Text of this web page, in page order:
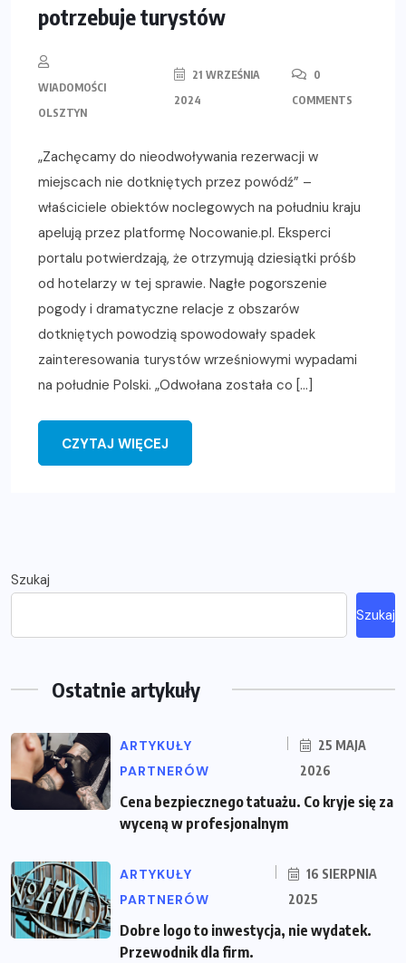
potrzebuje turystów
WIADOMOŚCI
OLSZTYN
21 WRZEŚNIA
2024
0
COMMENTS
„Zachęcamy do nieodwoływania rezerwacji w
miejscach nie dotkniętych przez powódź” –
właściciele obiektów noclegowych na południu kraju
apelują przez platformę Nocowanie.pl. Eksperci
portalu potwierdzają, że otrzymują dziesiątki próśb
od hotelarzy w tej sprawie. Nagłe pogorszenie
pogody i dramatyczne relacje z obszarów
dotkniętych powodzią spowodowały spadek
zainteresowania turystów wrześniowymi wypadami
na południe Polski. „Odwołana została co […]
CZYTAJ WIĘCEJ
Szukaj
Szukaj
Ostatnie artykuły
ARTYKUŁY
PARTNERÓW
25 MAJA
2026
Cena bezpiecznego tatuażu. Co kryje się za
wyceną w profesjonalnym
ARTYKUŁY
PARTNERÓW
16 SIERPNIA
2025
Dobre logo to inwestycja, nie wydatek.
Przewodnik dla firm.